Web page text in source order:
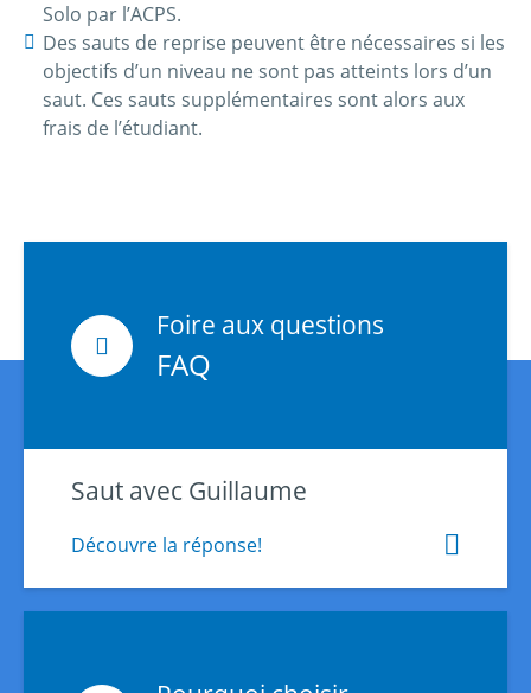
Solo par l’ACPS.
Des sauts de reprise peuvent être nécessaires si les
objectifs d’un niveau ne sont pas atteints lors d’un
saut. Ces sauts supplémentaires sont alors aux
frais de l’étudiant.
Foire aux questions
FAQ
Saut avec Guillaume
Découvre la réponse!